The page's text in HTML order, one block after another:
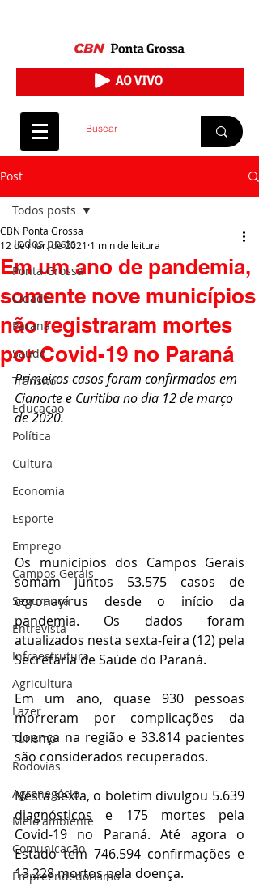
Post
Todos posts
Ponta Grossa
Cidade
Paraná
Saúde
Trânsito
Educação
Política
Cultura
Economia
Esporte
Emprego
Campos Gerais
Segurança
Entrevista
Infraestrutura
Agricultura
Lazer
Turismo
Rodovias
Agronegócio
Meio ambiente
Comunicação
Empreendedorismo
Todos posts
Em um ano de pandemia,
somente nove municípios
não registraram mortes
por Covid-19 no Paraná
CBN Ponta Grossa
12 de mar. de 2021 1 min de leitura
Primeiros casos foram confirmados em
Cianorte e Curitiba no dia 12 de março
de 2020.
Os municípios dos Campos Gerais
somam juntos 53.575 casos de
coronavírus desde o início da
pandemia. Os dados foram
atualizados nesta sexta-feira (12) pela
Secretaria de Saúde do Paraná.
Em um ano, quase 930 pessoas
morreram por complicações da
doença na região e 33.814 pacientes
são considerados recuperados.
Nesta sexta, o boletim divulgou 5.639
diagnósticos e 175 mortes pela
Covid-19 no Paraná. Até agora o
Estado tem 746.594 confirmações e
13.228 mortos pela doença.